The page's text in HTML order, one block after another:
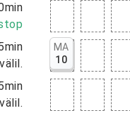
välil.
MA
10
välil.